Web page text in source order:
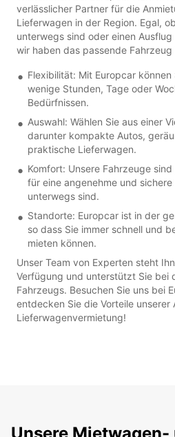
verlässlicher Partner für die
Lieferwagen in der Region. Egal,
unterwegs sind oder einen
wir haben das passende Fahrzeug
Flexibilität: Mit Europcar
wenige Stunden, Tage oder
Bedürfnissen.
Auswahl: Wählen Sie aus einer
darunter kompakte Autos,
praktische Lieferwagen.
Komfort: Unsere Fahrzeuge
für eine angenehme und
unterwegs sind.
Standorte: Europcar ist in der
so dass Sie immer schnell und
mieten können.
Unser Team von Experten steht
Verfügung und unterstützt Sie bei
Fahrzeugs. Besuchen Sie uns bei
entdecken Sie die Vorteile unserer
Lieferwagenvermietung!